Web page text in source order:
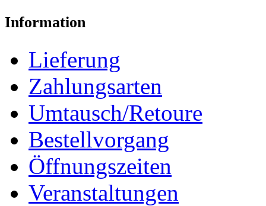
Information
Lieferung
Zahlungsarten
Umtausch/Retoure
Bestellvorgang
Öffnungszeiten
Veranstaltungen